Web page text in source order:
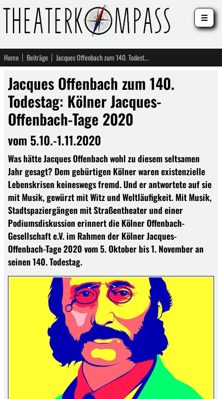
Home Beiträge Jacques Offenbach zum 140. Todestag: Kölner Jacques-Offenbach-Tage 2020
Jacques Offenbach zum 140.
Todestag: Kölner Jacques-
Offenbach-Tage 2020
vom 5.10.-1.11.2020
Was hätte Jacques Offenbach wohl zu diesem seltsamen
Jahr gesagt? Dem gebürtigen Kölner waren existenzielle
Lebenskrisen keineswegs fremd. Und er antwortete auf sie
mit Musik, gewürzt mit Witz und Weltläufigkeit. Mit Musik,
Stadtspaziergängen mit Straßentheater und einer
Podiumsdiskussion erinnert die Kölner Offenbach-
Gesellschaft e.V. im Rahmen der Kölner Jacques-
Offenbach-Tage 2020 vom 5. Oktober bis 1. November an
seinen 140. Todestag.
☰